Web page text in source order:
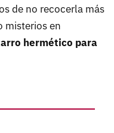
de no recocerla más
misterios en
hermético para